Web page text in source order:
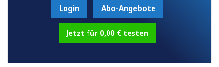
Login Abo-Angebote
Jetzt für 0,00 € testen